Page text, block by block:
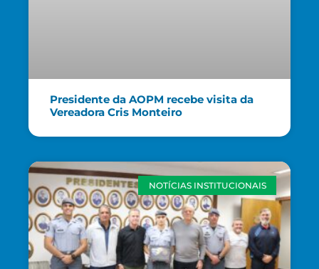
Presidente da AOPM recebe visita da
Vereadora Cris Monteiro
NOTÍCIAS INSTITUCIONAIS